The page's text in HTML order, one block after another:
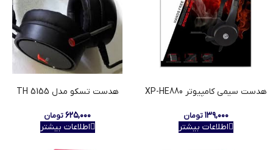
هدست سیمی کامپیوتر XP-HE880
۱۳۹,۰۰۰ تومان
اطلاعات بیشتر
هدست تسکو مدل TH 5155
۶۲۵,۰۰۰تومان
اطلاعات بیشتر